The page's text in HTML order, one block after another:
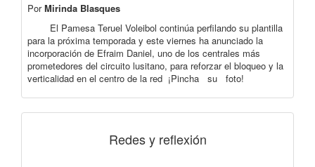
PorMirinda Blasques
El Pamesa Teruel Voleibol continúa perfilando su plantilla
para la próxima temporada y este viernes ha anunciado la
incorporación de Efraim Daniel, uno de los centrales más
prometedores del circuito lusitano, para reforzar el bloqueo y la
verticalidad en el centro de la red ¡Pincha su foto!
Redes y reflexión